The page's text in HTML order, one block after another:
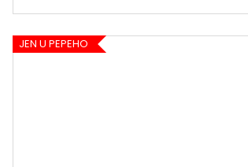
JEN U PEPEHO